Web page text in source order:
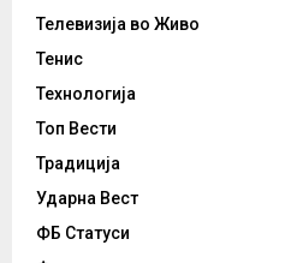
Телевизија во Живо
Тенис
Технологија
Топ Вести
Традиција
Ударна Вест
ФБ Статуси